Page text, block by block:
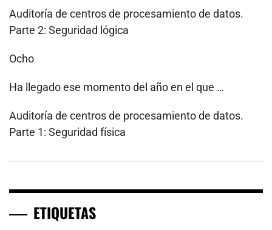
Auditoría de centros de procesamiento de datos.
Parte 2: Seguridad lógica
Ocho
Ha llegado ese momento del año en el que …
Auditoría de centros de procesamiento de datos.
Parte 1: Seguridad física
ETIQUETAS